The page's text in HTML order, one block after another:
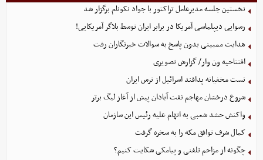
نخستین جلسه مدیرعامل تراکتور با جواد نکونام برگزار شد
رسوایی دیپلماسی آمریکا در برابر ایران توسط بلاگر آمریکایی!
هدایت ممبینی بدون پاسخ به سوالات خبرنگاران رفت
افتتاحیه ون وار/ گزارش تصویری
تست مخفیانه پدافند اسرائیل از ترس ایران
شروع درخشان مهاجم نفت آبادان پیش از آغاز لیگ برتر
واکنش حشد شعبی به اتهام‌ علیه رئیس این سازمان
کمال شرف توافق مکه را به سخره گرفت
چگونه از مزاحم تلفنی و پیامکی شکایت کنیم؟